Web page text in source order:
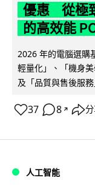
優惠 從極
的高效能
2026 年的電腦選購
輕量化」、「機身
及「品質與售後服
37 8 ↗
人工智能